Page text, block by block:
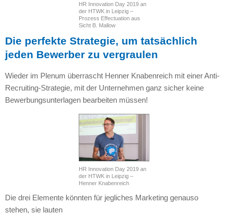
HR Innovation Day 2019 an
der HTWK in Leipzig –
Prozess Effectuation aus
Sicht B. Mallow
Die perfekte Strategie, um tatsächlich
jeden Bewerber zu vergraulen
Wieder im Plenum überrascht Henner Knabenreich mit einer Anti-
Recruiting-Strategie, mit der Unternehmen ganz sicher keine
Bewerbungsunterlagen bearbeiten müssen!
HR Innovation Day 2019 an
der HTWK in Leipzig –
Henner Knabenreich
Die drei Elemente könnten für jegliches Marketing genauso
stehen, sie lauten